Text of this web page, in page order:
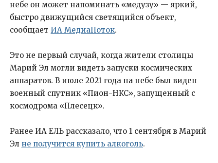
небе он может напоминать «медузу» — яркий,
быстро движущийся светящийся объект,
сообщает ИА МедиаПоток.
Это не первый случай, когда жители столицы
Марий Эл могли видеть запуски космических
аппаратов. В июле 2021 года на небе был виден
военный спутник «Пион-НКС», запущенный с
космодрома «Плесецк».
Ранее ИА ЕЛЬ рассказало, что 1 сентября в Марий
Эл не получится купить алкоголь.